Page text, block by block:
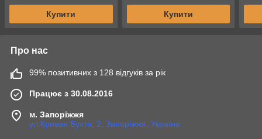
Купити Купити
Про нас
99% позитивних з 128 відгуків за рік
Працює з 30.08.2016
м. Запоріжжя
ул.Кривая Бухта, 2, Запоріжжя, Україна